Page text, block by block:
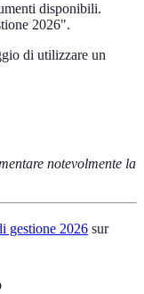
disponibili.
2026".
di utilizzare un
notevolmente la
gestione 2026 sur